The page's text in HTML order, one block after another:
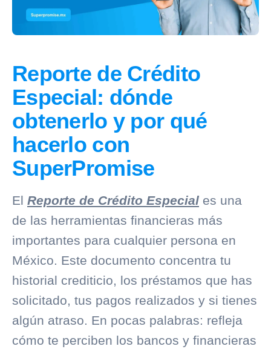
Reporte de Crédito
Especial: dónde
obtenerlo y por qué
hacerlo con
SuperPromise
El Reporte de Crédito Especial es una
de las herramientas financieras más
importantes para cualquier persona en
México. Este documento concentra tu
historial crediticio, los préstamos que has
solicitado, tus pagos realizados y si tienes
algún atraso. En pocas palabras: refleja
cómo te perciben los bancos y financieras